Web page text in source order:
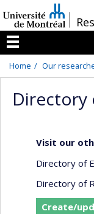
au
contenu
/
Menu
Home Our
Directory
Visit our
Directory of
Directory of
Create/